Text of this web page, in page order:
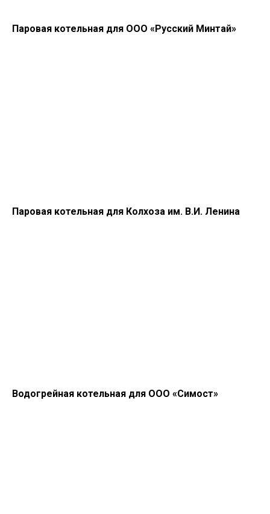
Паровая котельная для ООО «Русский Минтай»
Паровая котельная для Колхоза им. В.И. Ленина
Водогрейная котельная для ООО «Симост»